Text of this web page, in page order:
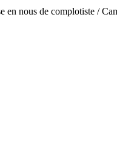
en nous de complotiste /